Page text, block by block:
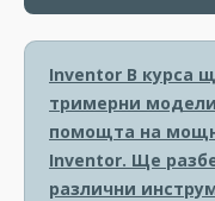
Inventor В курса
тримерни
помощта на
Inventor. Ще
различни